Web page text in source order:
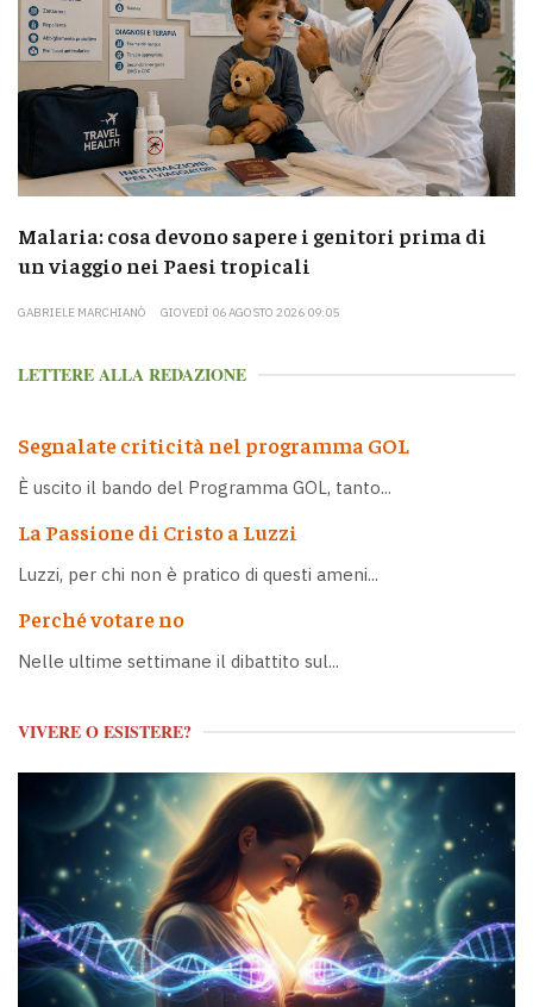
Malaria: cosa devono sapere i genitori prima di
un viaggio nei Paesi tropicali
GABRIELE MARCHIANÒ GIOVEDÌ 06 AGOSTO 2026 09:05
LETTERE ALLA REDAZIONE
Segnalate criticità nel programma GOL
È uscito il bando del Programma GOL, tanto...
La Passione di Cristo a Luzzi
Luzzi, per chi non è pratico di questi ameni...
Perché votare no
Nelle ultime settimane il dibattito sul...
VIVERE O ESISTERE?